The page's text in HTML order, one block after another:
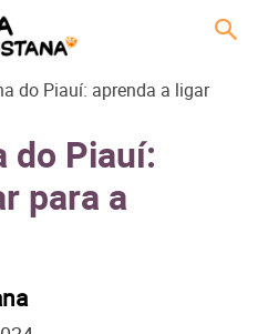
do Piauí: aprenda a ligar
do Piauí:
para a